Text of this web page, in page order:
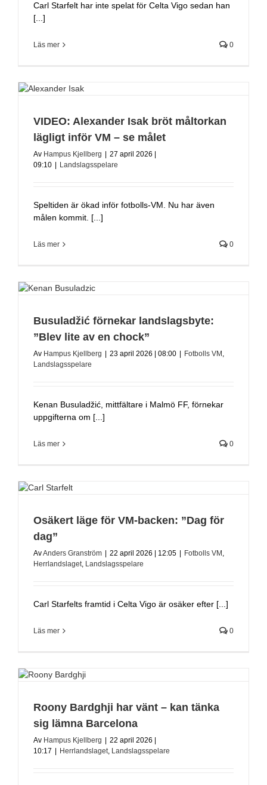
Carl Starfelt har inte spelat för Celta Vigo sedan han
[...]
Läs mer 0
VIDEO: Alexander Isak bröt måltorkan
lägligt inför VM – se målet
Av Hampus Kjellberg | 27 april 2026 |
09:10 | Landslagsspelare
Speltiden är ökad inför fotbolls-VM. Nu har även
målen kommit. [...]
Läs mer 0
Busuladžić förnekar landslagsbyte:
”Blev lite av en chock”
Av Hampus Kjellberg | 23 april 2026 | 08:00 | Fotbolls VM,
Landslagsspelare
Kenan Busuladžić, mittfältare i Malmö FF, förnekar
uppgifterna om [...]
Läs mer 0
Osäkert läge för VM-backen: ”Dag för
dag”
AvAnders Granström | 22 april 2026 | 12:05 | Fotbolls VM,
Herrlandslaget, Landslagsspelare
Carl Starfelts framtid i Celta Vigo är osäker efter [...]
Läs mer 0
Roony Bardghji har vänt – kan tänka
sig lämna Barcelona
Av Hampus Kjellberg | 22 april 2026 |
10:17 | Herrlandslaget, Landslagsspelare